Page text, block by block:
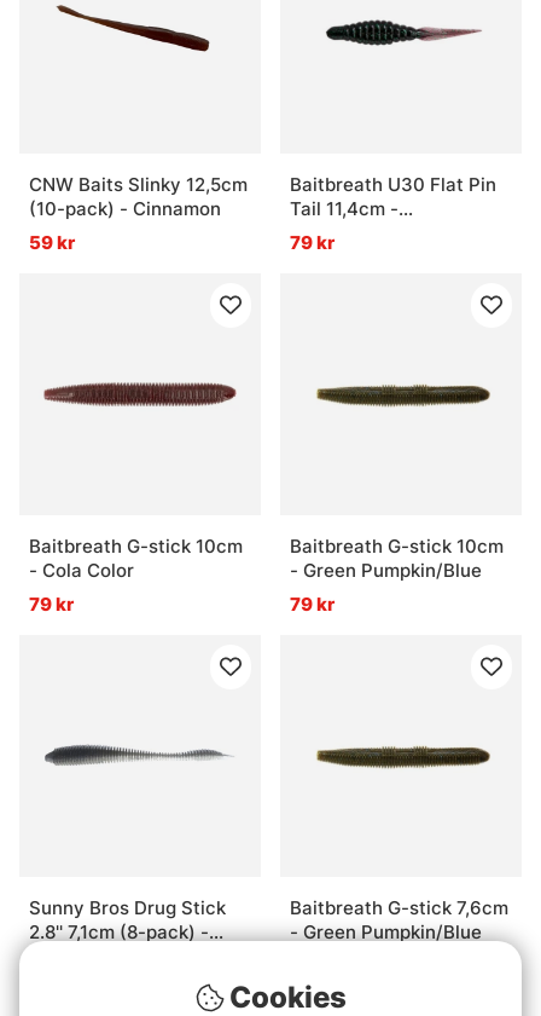
CNW Baits Slinky 12,5cm
(10-pack) - Cinnamon
59 kr
Baitbreath U30 Flat Pin
Tail 11,4cm -
Junebug/Green
79 kr
Baitbreath G-stick 10cm
- Cola Color
79 kr
Baitbreath G-stick 10cm
- Green Pumpkin/Blue
79 kr
Sunny Bros Drug Stick
2.8'' 7,1cm (8-pack) -
Baitbreath G-stick 7,6cm
- Green Pumpkin/Blue
Cookies